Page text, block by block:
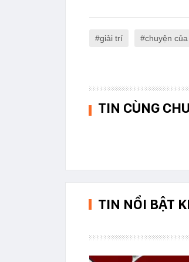
giải trí chuyện
TIN CÙNG
TIN NỔI BẬT